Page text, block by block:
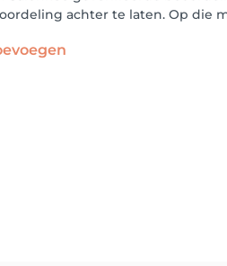
achter te laten. Op die